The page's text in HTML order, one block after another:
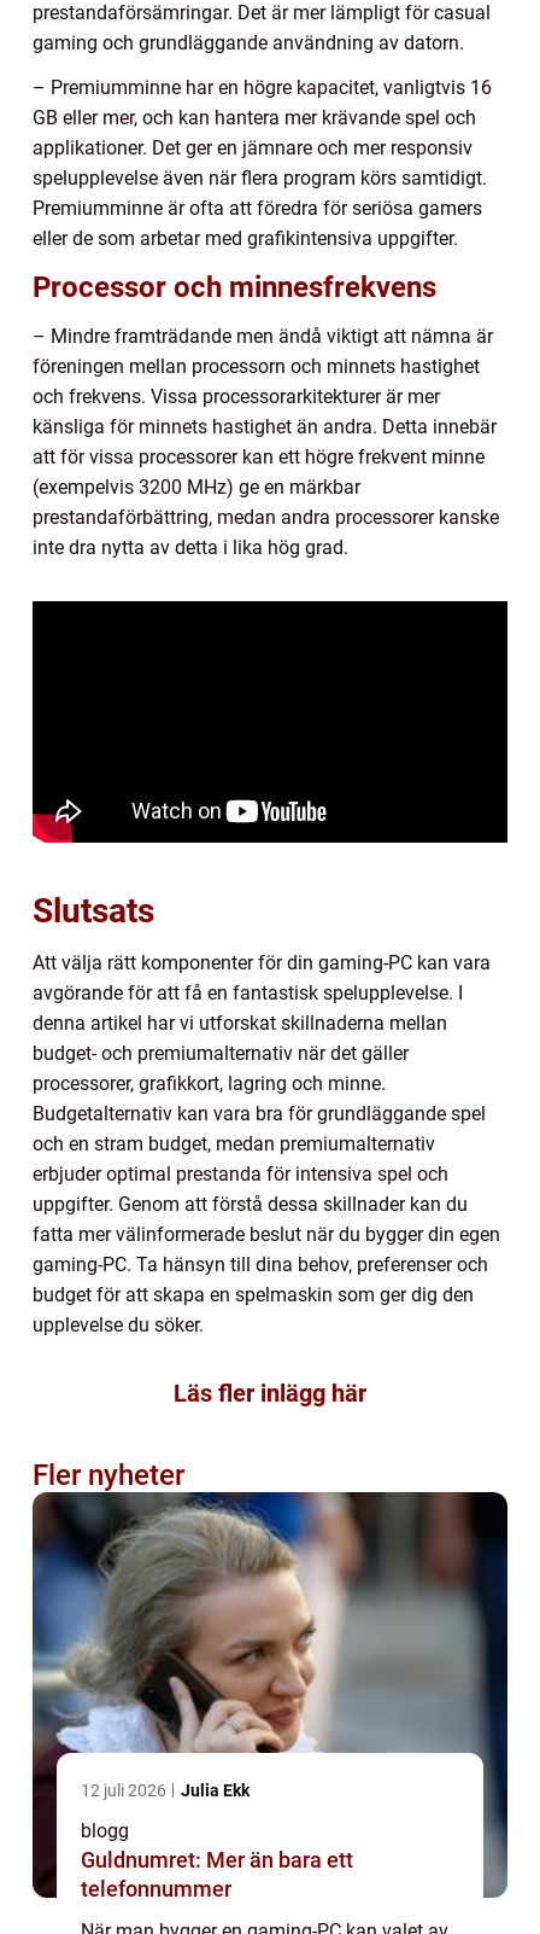
prestandaförsämringar. Det är mer lämpligt för casual
gaming och grundläggande användning av datorn.
– Premiumminne har en högre kapacitet, vanligtvis 16
GB eller mer, och kan hantera mer krävande spel och
applikationer. Det ger en jämnare och mer responsiv
spelupplevelse även när flera program körs samtidigt.
Premiumminne är ofta att föredra för seriösa gamers
eller de som arbetar med grafikintensiva uppgifter.
Processor och minnesfrekvens
– Mindre framträdande men ändå viktigt att nämna är
föreningen mellan processorn och minnets hastighet
och frekvens. Vissa processorarkitekturer är mer
känsliga för minnets hastighet än andra. Detta innebär
att för vissa processorer kan ett högre frekvent minne
(exempelvis 3200 MHz) ge en märkbar
prestandaförbättring, medan andra processorer kanske
inte dra nytta av detta i lika hög grad.
Slutsats
Att välja rätt komponenter för din gaming-PC kan vara
avgörande för att få en fantastisk spelupplevelse. I
denna artikel har vi utforskat skillnaderna mellan
budget- och premiumalternativ när det gäller
processorer, grafikkort, lagring och minne.
Budgetalternativ kan vara bra för grundläggande spel
och en stram budget, medan premiumalternativ
erbjuder optimal prestanda för intensiva spel och
uppgifter. Genom att förstå dessa skillnader kan du
fatta mer välinformerade beslut när du bygger din egen
gaming-PC. Ta hänsyn till dina behov, preferenser och
budget för att skapa en spelmaskin som ger dig den
upplevelse du söker.
Läs fler inlägg här
Fler nyheter
12 juli 2026 Julia Ekk
blogg
Guldnumret: Mer än bara ett
telefonnummer